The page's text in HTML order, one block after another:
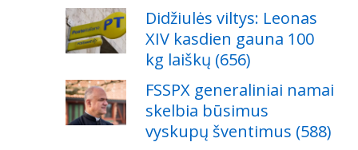
Didžiulės viltys: Leonas
XIV kasdien gauna 100
kg laiškų (656)
FSSPX generaliniai namai
skelbia būsimus
vyskupų šventimus (588)